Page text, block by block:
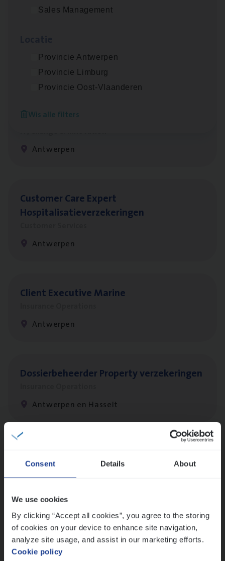
Consent Details About
We use cookies
By clicking “Accept all cookies”, you agree to the storing
of cookies on your device to enhance site navigation,
analyze site usage, and assist in our marketing efforts.
Cookie policy
Sales Management
Provincie Antwerpen
Provincie Limburg
Provincie Oost-Vlaanderen
Wis alle filters
Beveren
Test Ana­lyst
Antwerpen
Cus­to­mer Care Expert
Hospitalisatieverzekeringen
Antwerpen
Client Exe­cu­ti­ve Marine
Antwerpen
Dos­sier­be­heer­der Pro­per­ty verzekeringen
Antwerpen en Hasselt
re­da Huys­mans — Mechelen
Insurance Operations
Mechelen
(Agi­le)ITPro­ject Manager